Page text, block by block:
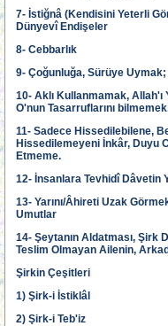
7- İstiğnâ (Kendisini Yeterli
Dünyevî Endişeler
8- Cebbarlık
9- Çoğunluğa, Sürüye
10- Aklı Kullanmamak,
O'nun Tasarruflarını
11- Sadece Hissedilebilene,
Hissedilemeyeni İnkâr, Duyu
Etmeme.
12- İnsanlara Tevhidî Dâvetin
13- Yarını/Âhireti Uzak
Umutlar
14- Şeytanın Aldatması,
Teslim Olmayan Ailenin,
Şirkin Çeşitleri
1) Şirk-i İstiklâl
2) Şirk-i Teb'iz